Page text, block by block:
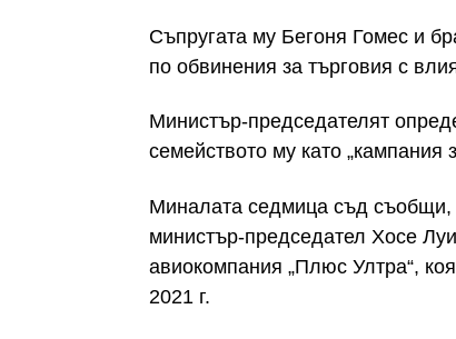
Съпругата му Бегоня Гомес и
по обвинения за търговия с
Министър-председателят
семейството му като „кампания
Миналата седмица съд съобщи,
министър-председател Хосе
авиокомпания „Плюс Ултра“,
2021 г.